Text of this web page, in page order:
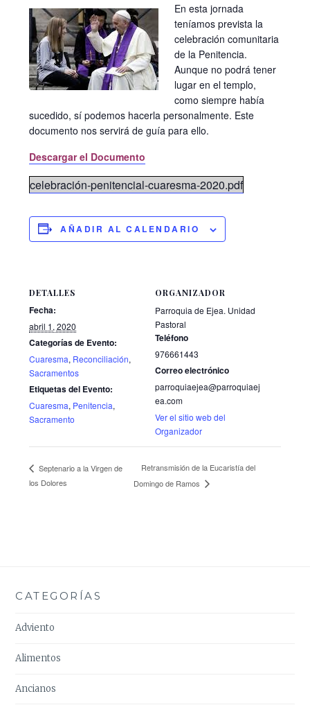
En esta jornada
teníamos prevista la
celebración comunitaria
de la Penitencia.
Aunque no podrá tener
lugar en el templo,
como siempre había
sucedido, sí podemos hacerla personalmente. Este
documento nos servirá de guía para ello.
Descargar el Documento
celebración-penitencial-cuaresma-2020.pdf
AÑADIR AL CALENDARIO
DETALLES
Fecha:
abril 1, 2020
Categorías de Evento:
Cuaresma, Reconciliación,
Sacramentos
Etiquetas del Evento:
Cuaresma, Penitencia,
Sacramento
ORGANIZADOR
Parroquia de Ejea. Unidad
Pastoral
Teléfono
976661443
Correo electrónico
parroquiaejea@parroquiaej
ea.com
Ver el sitio web del
Organizador
Septenario a la Virgen de
los Dolores
Retransmisión de la Eucaristía del
Domingo de Ramos
CATEGORÍAS
Adviento
Alimentos
Ancianos